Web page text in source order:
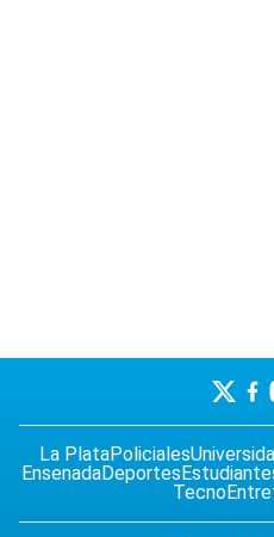
La PlataPoliciales
EnsenadaDeportes
Tecno